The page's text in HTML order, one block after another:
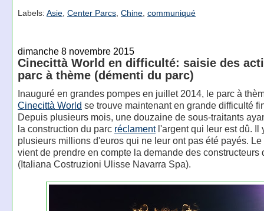
Labels: Asie, Center Parcs, Chine, communiqué
dimanche 8 novembre 2015
Cinecittà World en difficulté: saisie des
parc à thème (démenti du parc)
Inauguré en grandes pompes en juillet 2014, le parc à
Cinecittà World se trouve maintenant en grande difficulté
Depuis plusieurs mois, une douzaine de sous-traitants
la construction du parc réclamentl'argent qui leur est dû. Il
plusieurs millions d'euros qui ne leur ont pas été payés.
vient de prendre en compte la demande des constructeurs
(Italiana Costruzioni Ulisse Navarra Spa).